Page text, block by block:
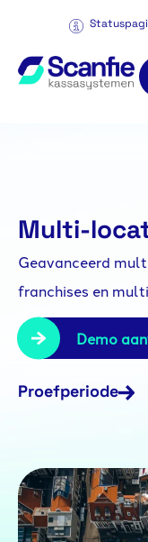
Multi-
Geavanceerd
franchises en
Demo
Proefperiode